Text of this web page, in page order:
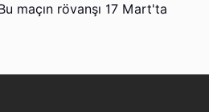
maçın rövanşı 17 Mart'ta